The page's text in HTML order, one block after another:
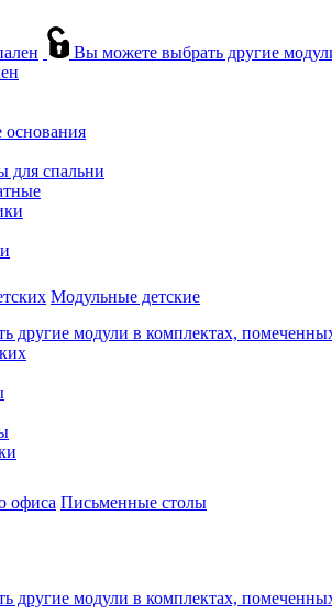
Вы можете выбрать другие
основания
спальни
Модульные детские
другие модули в комплектах,
офиса Письменные столы
другие модули в комплектах,